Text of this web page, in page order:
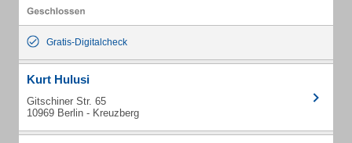
Gratis-Digitalcheck
Kurt Hulusi
Gitschiner Str. 65
10969 Berlin - Kreuzberg